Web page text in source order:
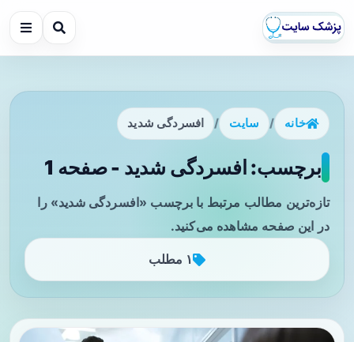
خانه / سایت / افسردگی شدید
برچسب: افسردگی شدید - صفحه 1
تازه‌ترین مطالب مرتبط با برچسب «افسردگی شدید» را
در این صفحه مشاهده می‌کنید.
۱ مطلب